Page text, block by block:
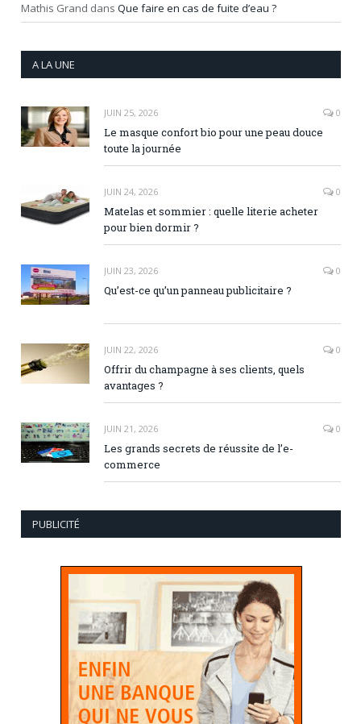
Mathis Grand dans Que faire en cas de fuite d’eau ?
A LA UNE
JUIN 25, 2026 0
Le masque confort bio pour une peau douce
toute la journée
JUIN 24, 2026 0
Matelas et sommier : quelle literie acheter
pour bien dormir ?
JUIN 23, 2026 0
Qu’est-ce qu’un panneau publicitaire ?
JUIN 22, 2026 0
Offrir du champagne à ses clients, quels
avantages ?
JUIN 21, 2026 0
Les grands secrets de réussite de l’e-
commerce
PUBLICITÉ